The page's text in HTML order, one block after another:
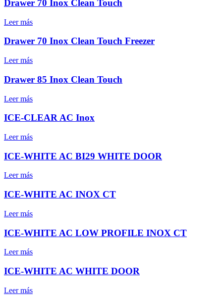
Drawer 70 Inox Clean Touch
Leer más
Drawer 70 Inox Clean Touch Freezer
Leer más
Drawer 85 Inox Clean Touch
Leer más
ICE-CLEAR AC Inox
Leer más
ICE-WHITE AC BI29 WHITE DOOR
Leer más
ICE-WHITE AC INOX CT
Leer más
ICE-WHITE AC LOW PROFILE INOX CT
Leer más
ICE-WHITE AC WHITE DOOR
Leer más